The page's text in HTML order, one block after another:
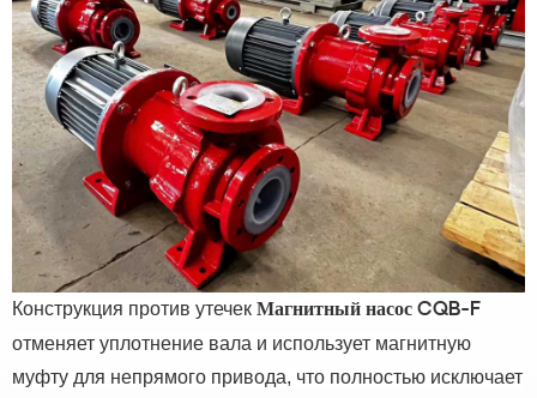
Конструкция против утечек Магнитный насос CQB-F
отменяет уплотнение вала и использует магнитную
муфту для непрямого привода, что полностью исключает